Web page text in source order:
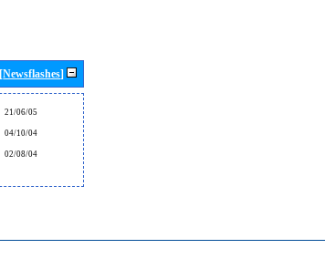
[Newsflashes]
21/06/05
04/10/04
02/08/04